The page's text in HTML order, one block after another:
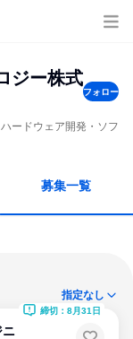
ジー株式
フォロー
ードウェア開発・ソフ
募集一覧
指定なし
締切：8月31日